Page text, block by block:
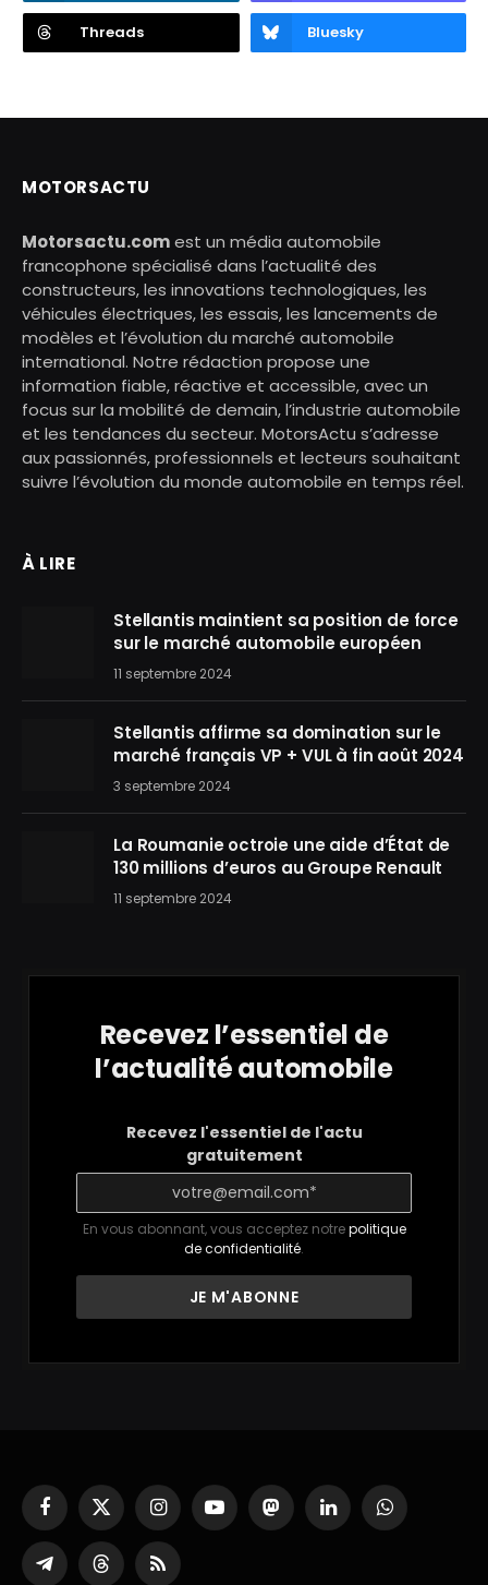
Threads Bluesky
MOTORSACTU
Motorsactu.comest un média automobile
francophone spécialisé dans l’actualité des
constructeurs, les innovations technologiques, les
véhicules électriques, les essais, les lancements de
modèles et l’évolution du marché automobile
international. Notre rédaction propose une
information fiable, réactive et accessible, avec un
focus sur la mobilité de demain, l’industrie automobile
et les tendances du secteur. MotorsActu s’adresse
aux passionnés, professionnels et lecteurs souhaitant
suivre l’évolution du monde automobile en temps réel.
À LIRE
Stellantis maintient sa position de force
sur le marché automobile européen
11 septembre 2024
Stellantis affirme sa domination sur le
marché français VP + VUL à fin août 2024
3 septembre 2024
La Roumanie octroie une aide d’État de
130 millions d’euros au Groupe Renault
11 septembre 2024
Recevez l’essentiel de
l’actualité automobile
Recevez l'essentiel de l'actu
gratuitement
En vous abonnant, vous acceptez notrepolitique
de confidentialité.
Facebook
X
(Twitter)
InstagramYouTubeMastodonLinkedInWhatsApp
PartagerThreadsRSS